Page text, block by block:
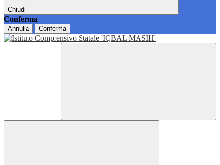
Chiudi
Conferma
Annulla Conferma